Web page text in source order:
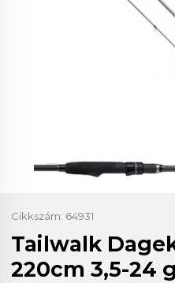
Cikkszám: 64931
Tailwalk
220cm 3,5-24 g